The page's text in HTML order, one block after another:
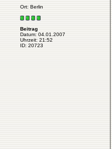
Ort: Berlin
Beitrag
Datum: 04.01.2007
Uhrzeit: 21:52
ID: 20723